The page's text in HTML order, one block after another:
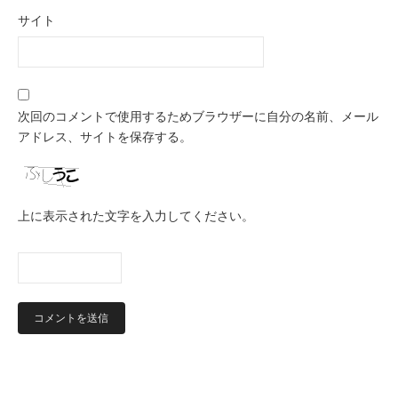
サイト
次回のコメントで使用するためブラウザーに自分の名前、メール
アドレス、サイトを保存する。
上に表示された文字を入力してください。